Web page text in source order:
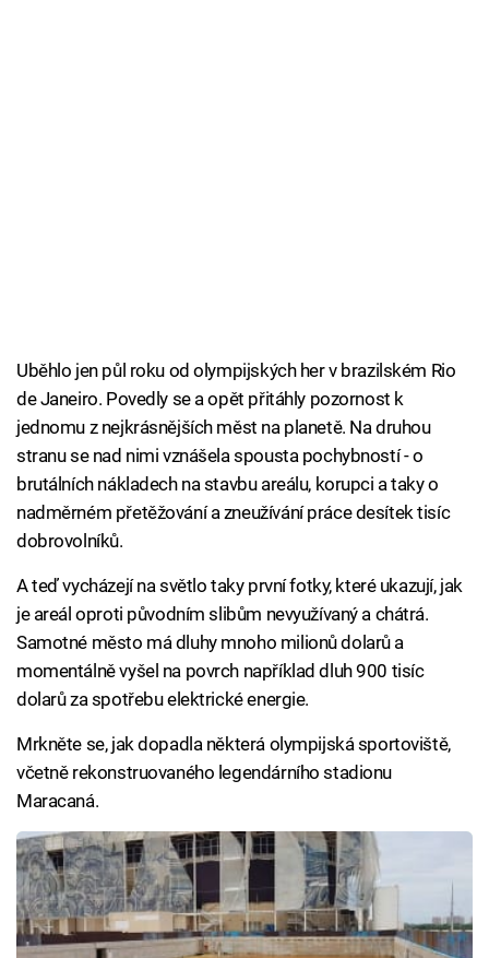
Uběhlo jen půl roku od olympijských her v brazilském Rio
de Janeiro. Povedly se a opět přitáhly pozornost k
jednomu z nejkrásnějších měst na planetě. Na druhou
stranu se nad nimi vznášela spousta pochybností - o
brutálních nákladech na stavbu areálu, korupci a taky o
nadměrném přetěžování a zneužívání práce desítek tisíc
dobrovolníků.
A teď vycházejí na světlo taky první fotky, které ukazují, jak
je areál oproti původním slibům nevyužívaný a chátrá.
Samotné město má dluhy mnoho milionů dolarů a
momentálně vyšel na povrch například dluh 900 tisíc
dolarů za spotřebu elektrické energie.
Mrkněte se, jak dopadla některá olympijská sportoviště,
včetně rekonstruovaného legendárního stadionu
Maracaná.